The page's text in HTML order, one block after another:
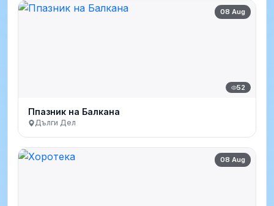
08 Aug
52
Ппазник на Балкана
Дълги Дел
08 Aug